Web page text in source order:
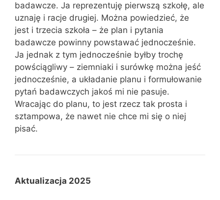
badawcze. Ja reprezentuję pierwszą szkołę, ale
uznaję i racje drugiej. Można powiedzieć, że
jest i trzecia szkoła – że plan i pytania
badawcze powinny powstawać jednocześnie.
Ja jednak z tym jednocześnie byłby trochę
powściągliwy – ziemniaki i surówkę można jeść
jednocześnie, a układanie planu i formułowanie
pytań badawczych jakoś mi nie pasuje.
Wracając do planu, to jest rzecz tak prosta i
sztampowa, że nawet nie chce mi się o niej
pisać.
Aktualizacja 2025